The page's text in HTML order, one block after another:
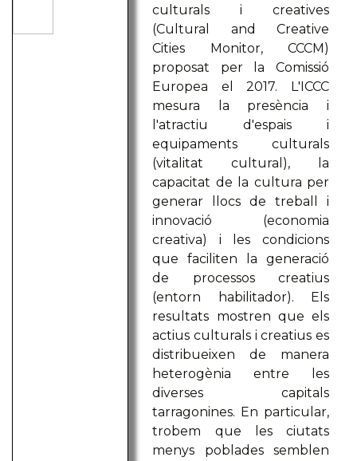
culturals i creatives
(Cultural and Creative
Cities Monitor, CCCM)
proposat per la Comissió
Europea el 2017. L'ICCC
mesura la presència i
l'atractiu d'espais i
equipaments culturals
(vitalitat cultural), la
capacitat de la cultura per
generar llocs de treball i
innovació (economia
creativa) i les condicions
que faciliten la generació
de processos creatius
(entorn habilitador). Els
resultats mostren que els
actius culturals i creatius es
distribueixen de manera
heterogènia entre les
diverses capitals
tarragonines. En particular,
trobem que les ciutats
menys poblades semblen